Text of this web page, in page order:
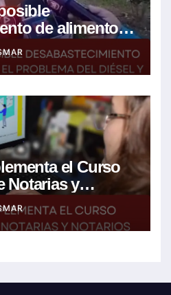
de alimentos
del diésel y el
de insumos
el Curso
Notarias y
2026